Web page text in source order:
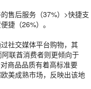
售后服务（37%）>快捷支
捷（26%）。
社交媒体平台购物，其
联酋消费者则更倾向于
商品品质有着高标准要
美成熟市场，反映出该地